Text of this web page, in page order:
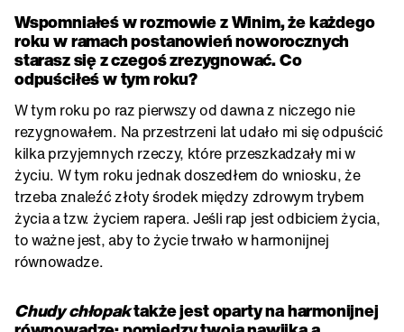
Wspomniałeś w rozmowie z Winim, że każdego
roku w ramach postanowień noworocznych
starasz się z czegoś zrezygnować. Co
odpuściłeś w tym roku?
W tym roku po raz pierwszy od dawna z niczego nie
rezygnowałem. Na przestrzeni lat udało mi się odpuścić
kilka przyjemnych rzeczy, które przeszkadzały mi w
życiu. W tym roku jednak doszedłem do wniosku, że
trzeba znaleźć złoty środek między zdrowym trybem
życia a tzw. życiem rapera. Jeśli rap jest odbiciem życia,
to ważne jest, aby to życie trwało w harmonijnej
równowadze.
Chudy chłopaktakże jest oparty na harmonijnej